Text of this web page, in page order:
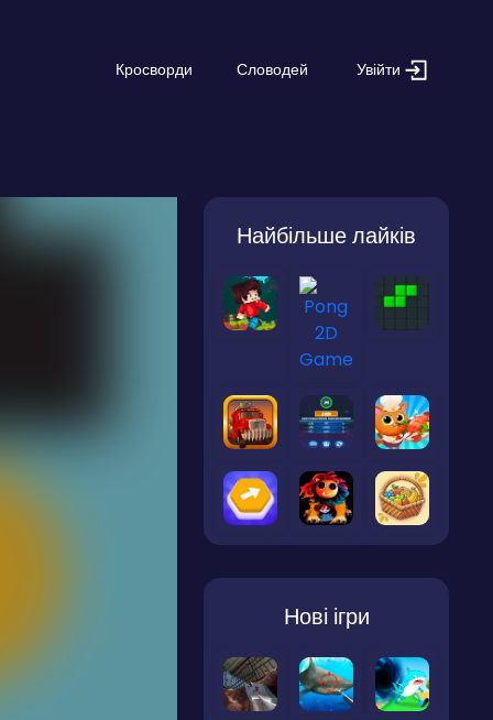
Кросворди Словодей Увійти
Найбільше лайків
Нові ігри